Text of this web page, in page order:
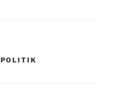
POLITIK